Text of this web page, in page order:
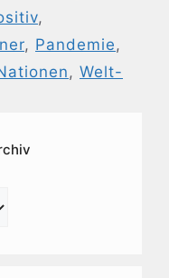
,
, Pandemie ,
, Welt-